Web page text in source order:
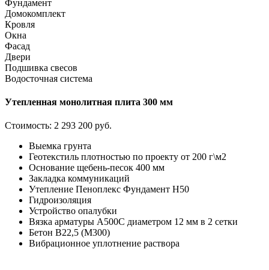
Фундамент
Домокомплект
Кровля
Окна
Фасад
Двери
Подшивка свесов
Водосточная система
Утепленная монолитная плита 300 мм
Стоимость: 2 293 200 руб.
Выемка грунта
Геотекстиль плотностью по проекту от 200 г\м2
Основание щебень-песок 400 мм
Закладка коммуникаций
Утепление Пеноплекс Фундамент H50
Гидроизоляция
Устройство опалубки
Вязка арматуры А500С диаметром 12 мм в 2 сетки
Бетон В22,5 (М300)
Вибрационное уплотнение раствора